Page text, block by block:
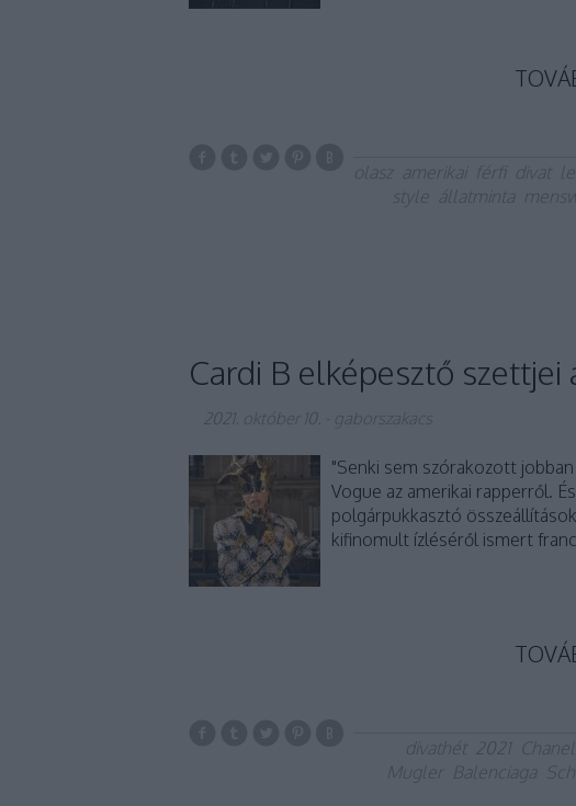
olasz
amerikai férfi divat
style
állatminta
Cardi B elképesztő szettjei
2021. október 10. gaborszakacs
"Senki sem szórakozott
Vogue az amerikai rapperről.
polgárpukkasztó
kifinomult ízléséről ismert
divathét
2021 Chanel
Mugler Balenciaga